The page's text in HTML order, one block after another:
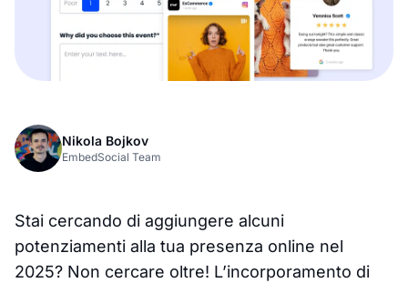
Nikola Bojkov
EmbedSocial Team
Stai cercando di aggiungere alcuni
potenziamenti alla tua presenza online nel
2025? Non cercare oltre! L’incorporamento di